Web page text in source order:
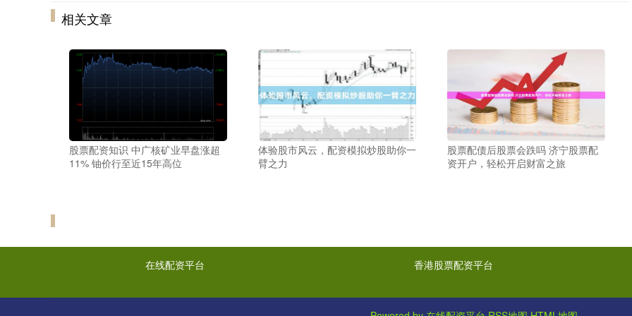
相关文章
股票配资知识 中广核矿业早盘涨超
11% 铀价行至近15年高位
体验股市风云，配资模拟炒股助你一
臂之力
股票配债后股票会跌吗 济宁股票配
资开户，轻松开启财富之旅
在线配资平台 香港股票配资平台